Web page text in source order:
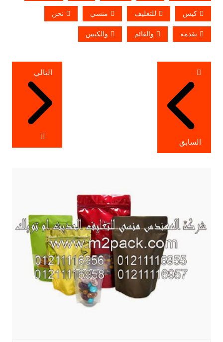
كيس للتغليف منسي نحن
نقدمه والقائم والكيس
تصفّح
المقالات
السابق
التالي